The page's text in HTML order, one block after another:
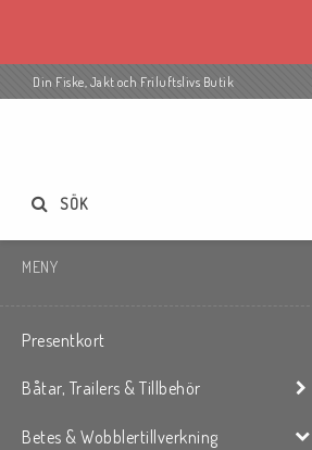
Din Fiske, Jakt och Friluftslivs Butik
SÖK
MENY
Presentkort
Båtar, Trailers & Tillbehör
Betes & Wobblertillverkning